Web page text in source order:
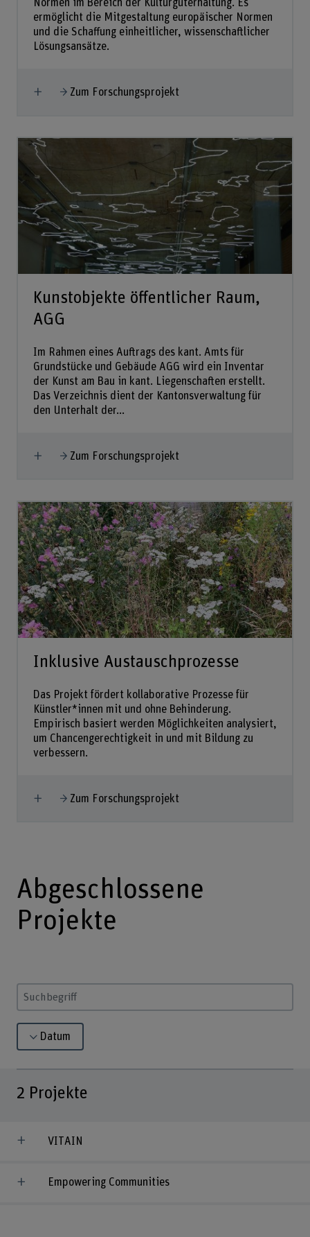
Normen im Bereich der Kulturguterhaltung. Es
ermöglicht die Mitgestaltung europäischer Normen
und die Schaffung einheitlicher, wissenschaftlicher
Lösungsansätze.
Mehr anzeigen
Zum Forschungsprojekt
Kunstobjekte öffentlicher Raum,
AGG
Im Rahmen eines Auftrags des kant. Amts für
Grundstücke und Gebäude AGG wird ein Inventar
der Kunst am Bau in kant. Liegenschaften erstellt.
Das Verzeichnis dient der Kantonsverwaltung für
den Unterhalt der...
Mehr anzeigen
Zum Forschungsprojekt
Inklusive Austauschprozesse
Das Projekt fördert kollaborative Prozesse für
Künstler*innen mit und ohne Behinderung.
Empirisch basiert werden Möglichkeiten analysiert,
um Chancengerechtigkeit in und mit Bildung zu
verbessern.
Mehr anzeigen
Zum Forschungsprojekt
Abgeschlossene
Projekte
Suchbegriff eingeben
Datum
2 Projekte
VITAIN
Empowering Communities